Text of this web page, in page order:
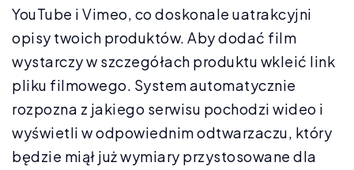
YouTube i Vimeo, co doskonale uatrakcyjni
opisy twoich produktów. Aby dodać film
wystarczy w szczegółach produktu wkleić link
pliku filmowego. System automatycznie
rozpozna z jakiego serwisu pochodzi wideo i
wyświetli w odpowiednim odtwarzaczu, który
będzie miął już wymiary przystosowane dla